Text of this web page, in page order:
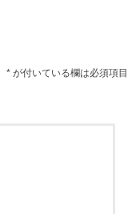
* が付いている欄は必須項目